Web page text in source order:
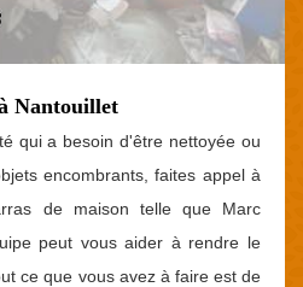
Nantouillet
qui a besoin d'être nettoyée ou
encombrants, faites appel à
de maison telle que Marc
peut vous aider à rendre le
ce que vous avez à faire est de